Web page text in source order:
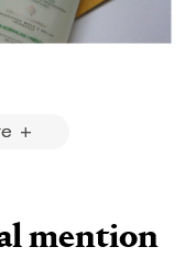
mention